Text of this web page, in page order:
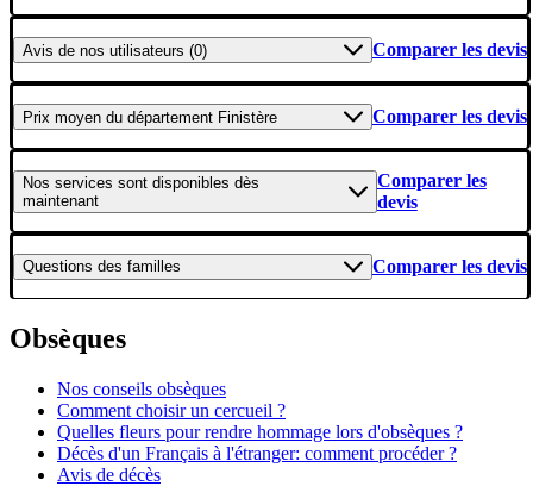
Avis de nos utilisateurs (0) Comparer les devis
Prix moyen du département Finistère Comparer les devis
Nos services sont disponibles dès
maintenant
Comparer les
devis
Questions des familles Comparer les devis
Obsèques
Nos conseils obsèques
Comment choisir un cercueil ?
Quelles fleurs pour rendre hommage lors d'obsèques ?
Décès d'un Français à l'étranger: comment procéder ?
Avis de décès